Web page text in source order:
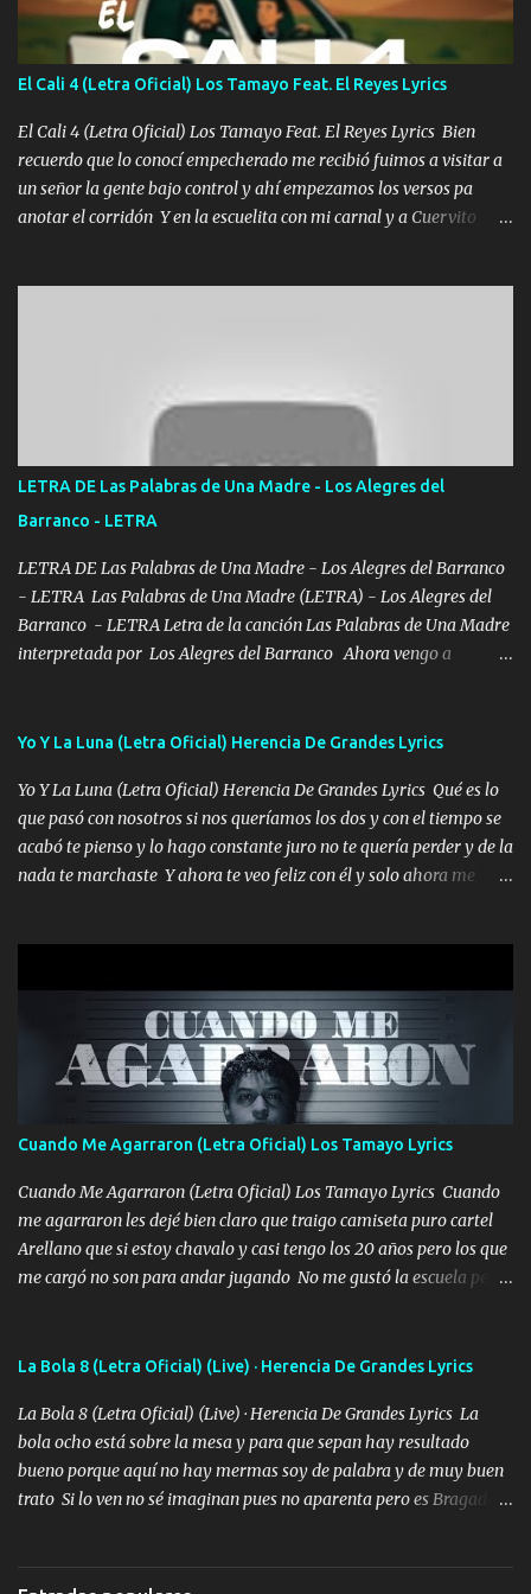
los versos que voy cantando (Music) A vido alta y bajas La carreta
se atora Pero nunca le aflojamos Ya me han pasado cosas Y
aunque ustedes no sepan Pero la vida es muy corta Hay que
echarle chingazos Y seguir trabajando porque nada es...
El Cali 4 (Letra Oficial) Los Tamayo Feat. El Reyes Lyrics
El Cali 4 (Letra Oficial) Los Tamayo Feat. El Reyes Lyrics Bien
recuerdo que lo conocí empecherado me recibió fuimos a visitar a
un señor la gente bajo control y ahí empezamos los versos pa
anotar el corridón Y en la escuelita con mi carnal y a Cuervito
verde se le extraña pa que sepan Aquí Pura GENTE DE LA RANA 🐸
POR CLAVE ES EL CALI 4 EN LA CIUDAD TIJUANA Música Al
tirante andamos mi carnal atento a cualquier necesidad no porque
se ve limpio el camino nos confiamos al andar y nunca con la
misma piedra me vuelvo a tropezar Cuando ando de enamorado
en corto me tiró a per...
LETRA DE Las Palabras de Una Madre - Los Alegres del
Barranco - LETRA
LETRA DE Las Palabras de Una Madre - Los Alegres del Barranco
- LETRA Las Palabras de Una Madre (LETRA) - Los Alegres del
Barranco - LETRA Letra de la canción Las Palabras de Una Madre
interpretada por Los Alegres del Barranco Ahora vengo a
viento a su hijo y aunque ahora ya este con Dios el destino así lo
seguiré esperando hasta volvernos a vernos El recuerdo que yo
tengo de mi mente no se va, en mi corazón me llevo lo mismo que
tu papá, a veces me pongo triste porque no puedo mirarte, mas se
que tu me escuchas porque tu eres mi gran ángel, El desespero me
Yo Y La Luna (Letra Oficial) Herencia De Grandes Lyrics
Yo Y La Luna (Letra Oficial) Herencia De Grandes Lyrics Qué es lo
que pasó con nosotros si nos queríamos los dos y con el tiempo se
acabó te pienso y lo hago constante juro no te quería perder y de la
nada te marchaste Y ahora te veo feliz con él y solo ahora me
pero eso ya no va a pasar me perderé en la soledad Porque me
mirabas bonito si yo no fui el final feliz el final fue triste pa mí Y
duele no tenerte aquí sabiendo que moría por ti yo y la luna
cantamos y por ti nos embriagamos Quién sabe qué será de mí si
contigo fui muy feliz a lo mejor no lloró pero muy en el fondo te
adoro
Cuando Me Agarraron (Letra Oficial) Los Tamayo Lyrics
Cuando Me Agarraron (Letra Oficial) Los Tamayo Lyrics Cuando
me agarraron les dejé bien claro que traigo camiseta puro cartel
Arellano que si estoy chavalo y casi tengo los 20 años pero los que
me cargó no son para andar jugando No me gustó la escuela pero
firme el legado que si como me llamó varios ya se han preguntado
fajado y mi R terciado me van a ver allá por TJ para un licenciado
mando un abrazo andamos al cien Choritas también Música
Ando en la colonia bien acelerado traigo un M2 que nunca me ha
fallado para mi compadre mandó un fuerte abrazo también al
tomando con mujeres hermosas y botellas destapando siempre
La Bola 8 (Letra Oficial) (Live) · Herencia De Grandes Lyrics
La Bola 8 (Letra Oficial) (Live) · Herencia De Grandes Lyrics La
bola ocho está sobre la mesa y para que sepan hay resultado
bueno porque aquí no hay mermas soy de palabra y de muy buen
trato Si lo ven no sé imaginan pues no aparenta pero es Bragado a
lo primero que cualquier cosa es un gran regalo Siempre me van a